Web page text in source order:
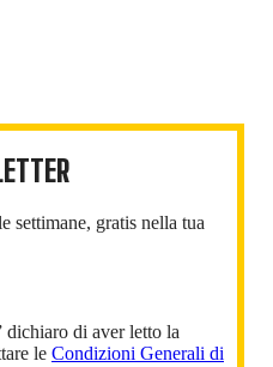
settimane, gratis nella tua
dichiaro di aver letto la
le Condizioni Generali di